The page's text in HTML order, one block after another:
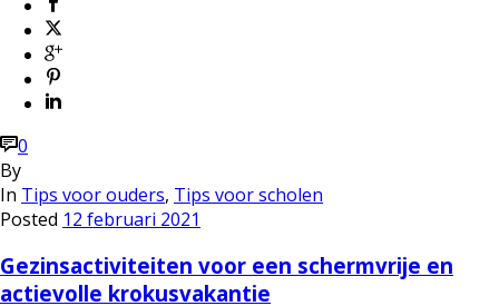
0
By
In Tips voor ouders, Tips voor scholen
Posted 12 februari 2021
Gezinsactiviteiten voor een schermvrije en
actievolle krokusvakantie